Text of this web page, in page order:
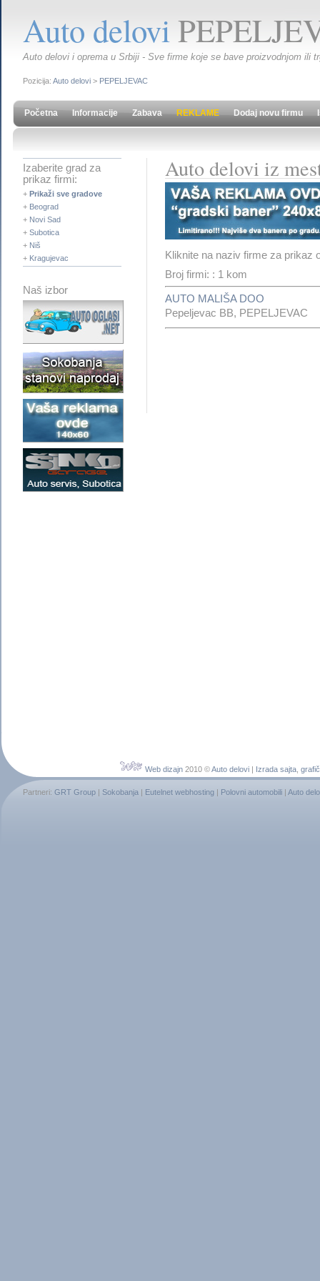
Auto delovi
Auto delovi i oprema u Srbiji - Sve firme koje se bave proizvodnjom ili
Pozicija: Auto delovi > PEPELJEVAC
Početna Informacije Zabava REKLAME Dodaj novu firmu
Izaberite grad za
prikaz firmi:
+ Prikaži sve gradove
+ Beograd
+ Novi Sad
+ Subotica
+ Niš
+ Kragujevac
Naš izbor
Auto delovi iz
Kliknite na naziv firme za prikaz
Broj firmi: : 1 kom
AUTO MALIŠA DOO
Pepeljevac BB, PEPELJEVAC
Web dizajn 2010 ©Auto delovi | Izrada sajta
Partneri: GRT Group | Sokobanja | Eutelnet webhosting | Polovni automobili | Auto